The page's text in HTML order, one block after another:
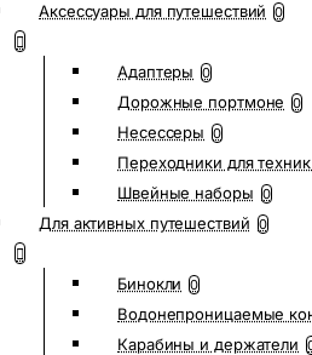
Аксессуары для путешествий 0
Адаптеры 0
Дорожные портмоне 0
Несессеры 0
Переходники для
Швейные наборы 0
Для активных путешествий 0
Бинокли 0
Водонепроницаемые
Карабины и держатели